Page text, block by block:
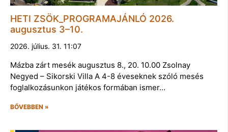
HETI ZSÖK_PROGRAMAJÁNLÓ 2026.
augusztus 3–10.
2026. július. 31. 11:07
Mázba zárt mesék augusztus 8., 20. 10.00 Zsolnay
Negyed – Sikorski Villa A 4-8 éveseknek szóló mesés
foglalkozásunkon játékos formában ismer…
BŐVEBBEN »